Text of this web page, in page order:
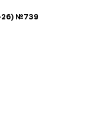
26) №739